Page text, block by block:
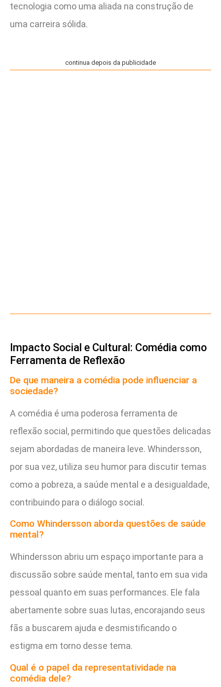
tecnologia como uma aliada na construção de
uma carreira sólida.
continua depois da publicidade
Impacto Social e Cultural: Comédia como
Ferramenta de Reflexão
De que maneira a comédia pode influenciar a
sociedade?
A comédia é uma poderosa ferramenta de
reflexão social, permitindo que questões delicadas
sejam abordadas de maneira leve. Whindersson,
por sua vez, utiliza seu humor para discutir temas
como a pobreza, a saúde mental e a desigualdade,
contribuindo para o diálogo social.
Como Whindersson aborda questões de saúde
mental?
Whindersson abriu um espaço importante para a
discussão sobre saúde mental, tanto em sua vida
pessoal quanto em suas performances. Ele fala
abertamente sobre suas lutas, encorajando seus
fãs a buscarem ajuda e desmistificando o
estigma em torno desse tema.
Qual é o papel da representatividade na
comédia dele?